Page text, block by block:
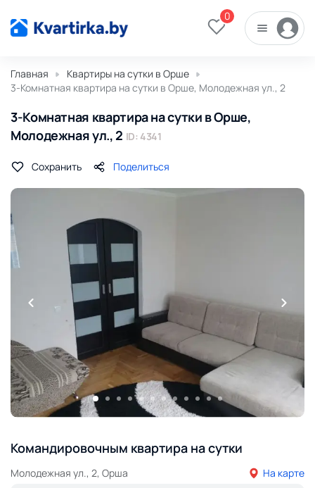
0
Главная
Квартиры на сутки в Орше
3-Комнатная квартира на сутки в Орше, Молодежная ул., 2
3-Комнатная квартира на сутки в Орше,
Молодежная ул., 2 ID: 4341
Сохранить Поделиться
Командировочным квартира на сутки
Молодежная ул., 2, Орша На карте